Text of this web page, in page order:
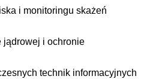
i monitoringu skażeń
jądrowej i ochronie
technik informacyjnych